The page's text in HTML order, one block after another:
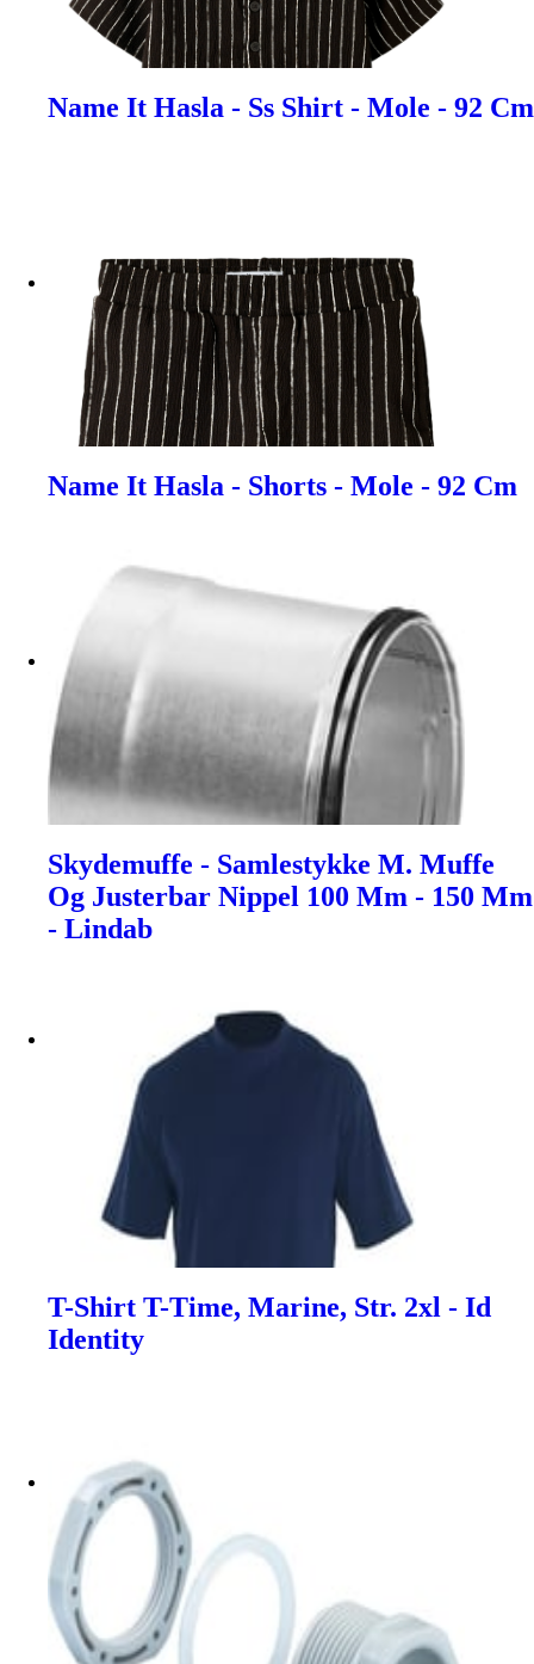
Name It Hasla - Ss Shirt - Mole - 92 Cm
Name It Hasla - Shorts - Mole - 92 Cm
Skydemuffe - Samlestykke M. Muffe
Og Justerbar Nippel 100 Mm - 150 Mm
- Lindab
T-Shirt T-Time, Marine, Str. 2xl - Id
Identity